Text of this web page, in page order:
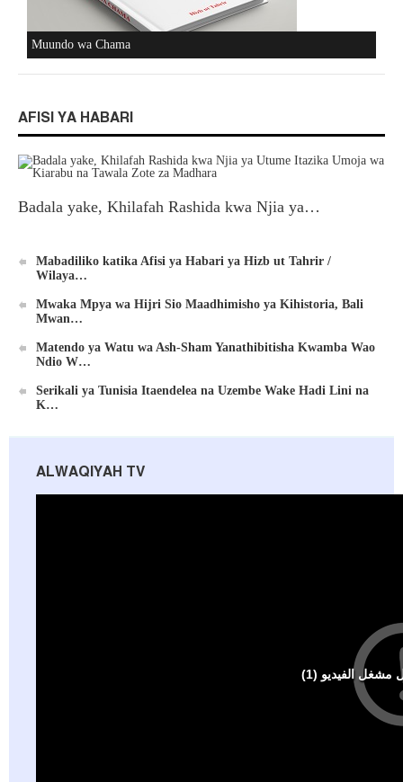
Muundo wa Chama
AFISI YA HABARI
Badala yake, Khilafah Rashida kwa Njia ya…
Mabadiliko katika Afisi ya Habari ya Hizb ut Tahrir /
Wilaya…
Mwaka Mpya wa Hijri Sio Maadhimisho ya Kihistoria, Bali
Mwan…
Matendo ya Watu wa Ash-Sham Yanathibitisha Kwamba Wao
Ndio W…
Serikali ya Tunisia Itaendelea na Uzembe Wake Hadi Lini na
K…
ALWAQIYAH TV